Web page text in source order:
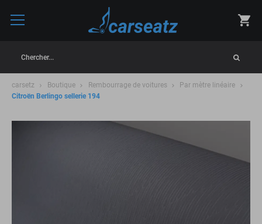
Chercher...
carsetz Boutique Rembourrage de voitures
Par mètre linéaire
Citroën Berlingo sellerie 194